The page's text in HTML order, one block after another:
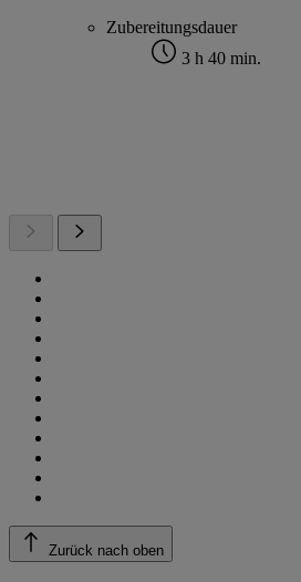
Zubereitungsdauer
3 h 40 min.
Zurück nach oben